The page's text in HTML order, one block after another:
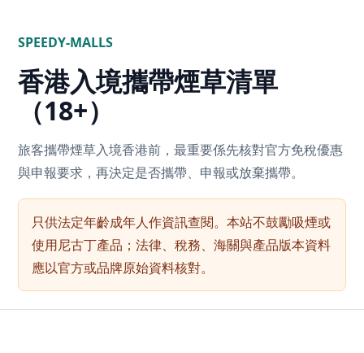
SPEEDY-MALLS
香港入境攜帶煙草清單
（18+）
旅客攜帶煙草入境香港前，最重要係先核對官方免稅優惠
與申報要求，再決定是否攜帶、申報或放棄攜帶。
只供法定年齡成年人作資訊查閱。本站不鼓勵吸煙或
使用尼古丁產品；法律、稅務、海關與產品版本資料
應以官方或品牌原始資料核對。